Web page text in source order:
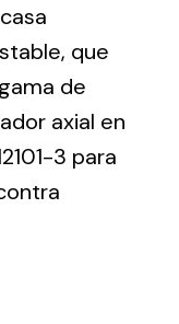
todo tipo
que
de
axial en
3 para